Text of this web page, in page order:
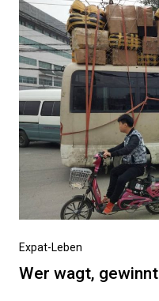
Nächster
Beitrag
Expat-Leben
Wer wagt, gewinnt